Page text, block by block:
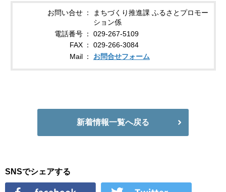
お問い合せ
まちづくり推進課 ふるさとプロモー
ション係
電話番号
029-267-5109
FAX
029-266-3084
Mail
お問合せフォーム
新着情報一覧へ戻る
SNSでシェアする